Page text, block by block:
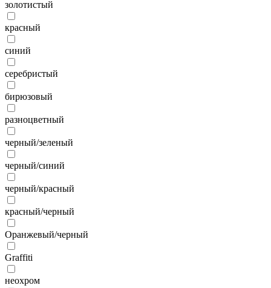
золотистый
красный
синий
серебристый
бирюзовый
разноцветный
черный/зеленый
черный/синий
черный/красный
красный/черный
Оранжевый/черный
Graffiti
неохром